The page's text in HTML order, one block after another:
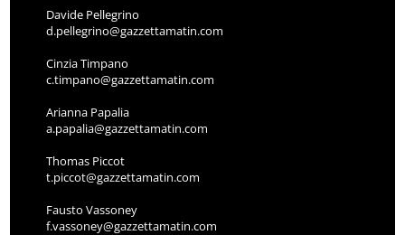
Davide Pellegrino
d.pellegrino@gazzettamatin.com
Cinzia Timpano
c.timpano@gazzettamatin.com
Arianna Papalia
a.papalia@gazzettamatin.com
Thomas Piccot
t.piccot@gazzettamatin.com
Fausto Vassoney
f.vassoney@gazzettamatin.com